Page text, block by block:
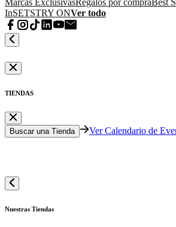
Marcas ExclusivasRegalos por compraBest
InSETSTRY ONVer todo
TIENDAS
Buscar una Tienda Ver Calendario de
Nuestras Tiendas